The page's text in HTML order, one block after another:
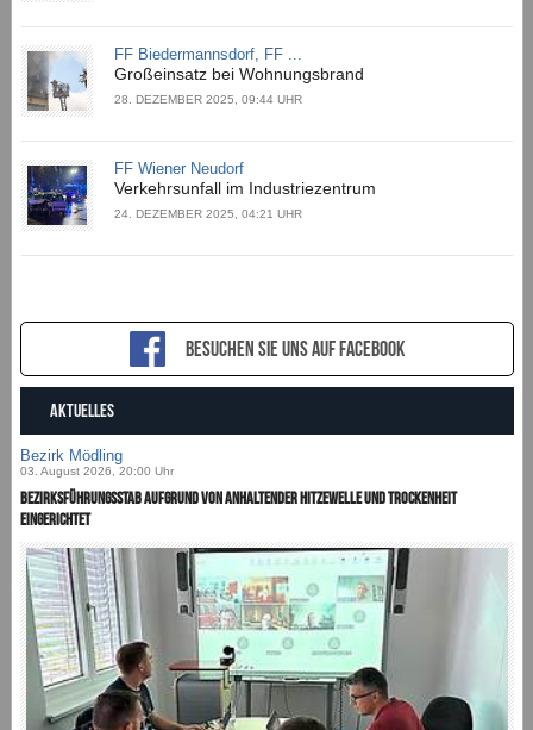
FF Biedermannsdorf, FF ...
Großeinsatz bei Wohnungsbrand
28. DEZEMBER 2025, 09:44 UHR
FF Wiener Neudorf
Verkehrsunfall im Industriezentrum
24. DEZEMBER 2025, 04:21 UHR
Besuchen sie uns auf Facebook
AKTUELLES
Bezirk Mödling
03. August 2026, 20:00 Uhr
Bezirksführungsstab aufgrund von anhaltender Hitzewelle und Trockenheit
eingerichtet